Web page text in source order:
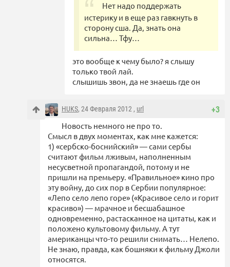
Нет надо поддержать
истерику и в еще раз гавкнуть в
сторону сша. Да, знать она
сильна… Тфу…
это вообще к чему было? я слышу
только твой лай.
слышишь звон, да не знаешь где он
+3
HUKS, 24 Февраля 2012 , url
Новость немного не про то.
Смысл в двух моментах, как мне кажется:
1) «сербско-боснийский» — сами сербы
считают фильм лживым, наполненным
несусветной пропагандой, потому и не
пришли на премьеру. «Правильное» кино про
эту войну, до сих пор в Сербии популярное:
«Лепо село лепо горе» («Красивое село и горит
красиво») — мрачное и бесшабашное
одновременно, растасканное на цитаты, как и
положено культовому фильму. А тут
американцы что-то решили снимать… Нелепо.
Не знаю, правда, как бошняки к фильму Джоли
относятся.